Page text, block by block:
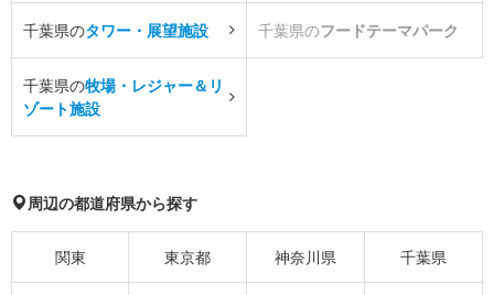
千葉県のタワー・展望施設 千葉県のフードテーマパーク
千葉県の牧場・レジャー＆リ
ゾート施設
周辺の都道府県から探す
関東 東京都 神奈川県 千葉県